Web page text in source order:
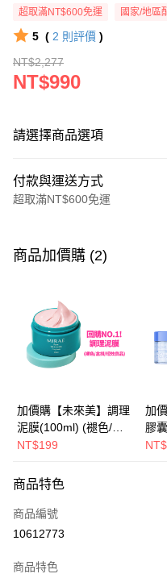
超取滿NT$600免運 國家/地區
5 ( 2 則評價 )
NT$2,277
NT$990
請選擇商品選項
付款與運送方式
超取滿NT$600免運
信用卡一次付款
LINE Pay
Apple Pay
街口支付
悠遊付
AFTEE先享後付
相關說明
AFTEE先享後付是「在收到商品
１．簡單：不需註冊會員、不需綁
２．便利：只要手機號碼，簡訊認
【「AFTEE先享後付」結帳流程】
ATM付款
運送方式
每筆NT$100，滿NT$600(含以
商品加價購 (2)
加價購【未來美】調理
泥膜(100ml) (褪色/盒
損/短效良品)
NT$199
加
膠
色/
商品特色
商品編號
10612773
商品特色